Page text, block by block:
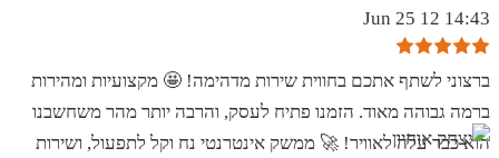
14:43 12 Jun 25
ברצוני לשתף אתכם בחווית שירות מדהימה! 🤩 מקצועיות ומהירות
ברמה גבוהה מאוד. הזמנו פתיח לעסק, והרבה יותר מהר משחשבנו
הוא כבר עלה לאוויר! 🚀 ממשק אינטרנטי נח וקל לתפעול, ושירות